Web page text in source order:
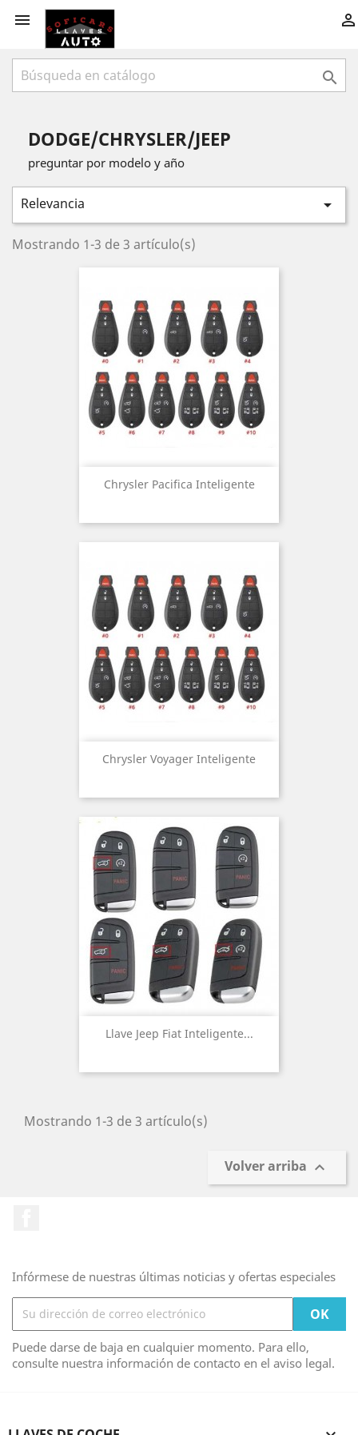
 

DODGE/CHRYSLER/JEEP
preguntar por modelo y año
Relevancia 
Mostrando 1-3 de 3 artículo(s)
Chrysler Pacifica Inteligente
Chrysler Voyager Inteligente
Llave Jeep Fiat Inteligente...
Mostrando 1-3 de 3 artículo(s)
Volver arriba 
Infórmese de nuestras últimas noticias y ofertas especiales
Puede darse de baja en cualquier momento. Para ello,
consulte nuestra información de contacto en el aviso legal.